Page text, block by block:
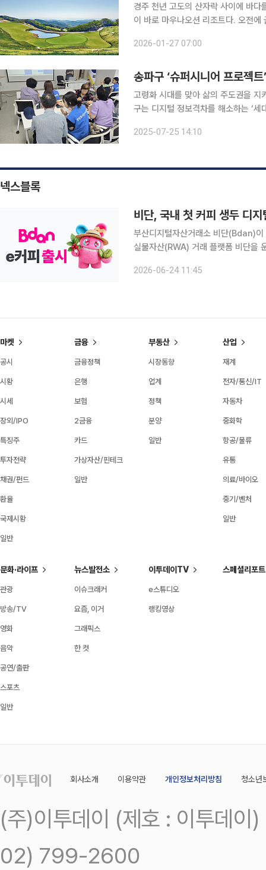
경주 천년 고도의 산자락 사이에 바
이 바로 마우나오션 리조트다. 오전
한 분위기를 만들어 골퍼들의 마음이
2026-01-27 07:00
송파구 ‘슈퍼시니어 프로젝
고령화 시대를 맞아 삶의 주도권을 지키
구는 디지털 정보격차를 해소하는 ‘
2025-07-25 14:10
넥스블록
비단, 국내 첫 커피 생두 디지
부산디지털자산거래소 비단(Bdan)이
실물자산(RWA) 거래 플랫폼 비단을
자산은 고급 아라비카 커피 상품인 ‘
2026-06-24 11:45
마켓
공시
시황
시세
장외/IPO
특징주
투자전략
채권/펀드
환율
국제시황
일반
금융
금융정책
은행
보험
2금융
카드
가상자산/핀테크
일반
부동산
시장동향
업계
정책
분양
일반
산업
재계
전자/통신/IT
자동차
중화학
항공/물류
유통
의료/바이오
중기/벤처
일반
문화·라이프
관광
방송/TV
영화
음악
공연/출판
스포츠
일반
뉴스발전소
이슈크래커
요즘, 이거
그래픽스
한 컷
이투데이TV
e스튜디오
랭킹영상
스페셜리포트
회사소개 이용약관 개인정보처리방침 청소년
(주)이투데이 (제호 : 이투데
02) 799-2600